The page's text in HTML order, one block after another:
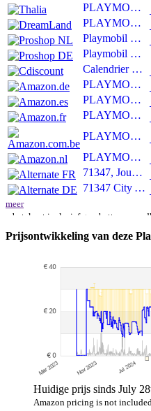
PLAYMOBIL 71347 - City - Adventskalender Polizei Museumsdiebstahl
PLAYMOBIL City Action 71347 Adventskalender Politie museumdiefstal
Playmobil Kerstmis - Adventskalender Politie museumdiefstal
Playmobil Christmas - Adventskalender Polizei Museumsdiebstahl
Calendrier de l'Avent PLAYMOBIL - Police - La magie de Noël - 24 cases à ouvrir
PLAYMOBIL | Polizei Adventskalender für Kinder | Museumsdiebstahl | Adventskalender für Polizeifans | Adventszeit voller Überraschungen | 71347
PLAYMOBIL Calendario de Adviento Robo en el Museo
PLAYMOBIL 71347 Calendrier de l'Avent - Police- La magie de Noël - 24 fenêtres à ouvrir en attendant Noël, jouet avec décor pour enfants à partir de 4 ans
PLAYMOBIL Adventskalender politie museum diefstal
PLAYMOBIL Adventskalender Politie 71347 museumdiefstal, Speelgoed voor kinderen vanaf 4 jaar
71347, Jouets de construction
71347 City Action Adventskalender Polizei - Museumsdiebstahl, Konstruktionsspielzeug
meer
~ betekent inclusief geschatte
Prijzen en beschikbaarheid kunnen
geen enkele invoed op. Alleen bij
Prijsontwikkeling van deze
Huidige prijs sinds July
Amazon pricing is not